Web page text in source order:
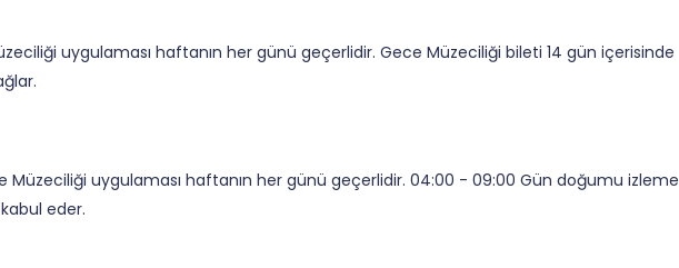
uygulaması haftanın her günü geçerlidir. Gece Müzeciliği bileti 14 gün içerisinde
Müzeciliği uygulaması haftanın her günü geçerlidir. 04:00 - 09:00 Gün doğumu izleme
eder.